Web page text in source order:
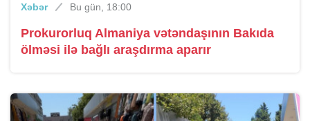
Xəbər Bu gün, 18:00
Prokurorluq Almaniya vətəndaşının Bakıda
ölməsi ilə bağlı araşdırma aparır